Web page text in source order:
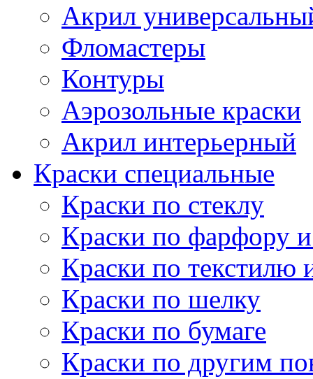
Акрил
Фломастеры
Контуры
Аэрозольные краски
Акрил интерьерный
Краски специальные
Краски по стеклу
Краски по фарфору
Краски по текстилю
Краски по шелку
Краски по бумаге
Краски по другим